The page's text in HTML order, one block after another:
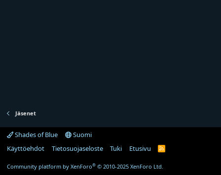
Jäsenet
Shades of Blue
Suomi
Käyttöehdot
Tietosuojaseloste Tuki Etusivu
R
Community platform by XenForo® © 2010-2025 XenForo Ltd.